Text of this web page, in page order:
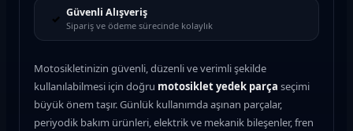
✓ Güvenli Alışveriş
Sipariş ve ödeme sürecinde kolaylık
Motosikletinizin güvenli, düzenli ve verimli şekilde
kullanılabilmesi için doğru motosiklet yedek parça seçimi
büyük önem taşır. Günlük kullanımda aşınan parçalar,
periyodik bakım ürünleri, elektrik ve mekanik bileşenler, fren